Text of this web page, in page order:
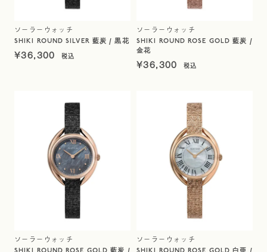
ソーラーウォッチ
SHIKI ROUND SILVER 藍炭 / 黒花
¥36,300
ソーラーウォッチ
SHIKI ROUND ROSE GOLD 藍炭 /
金花
¥36,300
ソーラーウォッチ ソーラーウォッチ